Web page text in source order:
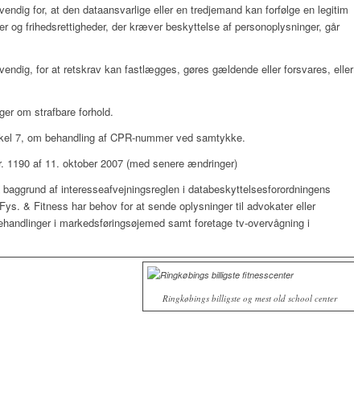
for, at den dataansvarlige eller en tredjemand kan forfølge en legitim
og frihedsrettigheder, der kræver beskyttelse af personoplysninger, går
for at retskrav kan fastlægges, gøres gældende eller forsvares, eller
om strafbare forhold.
7, om behandling af CPR-nummer ved samtykke.
1190 af 11. oktober 2007 (med senere ændringer)
af interesseafvejningsreglen i databeskyttelsesforordningens
& Fitness har behov for at sende oplysninger til advokater eller
i markedsføringsøjemed samt foretage tv-overvågning i
Ringkøbings billigste og mest old school center